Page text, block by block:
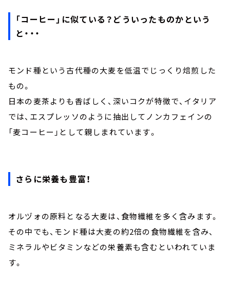
「コーヒー」に似ている？どういったものかという
と・・・
モンド種という古代種の大麦を低温でじっくり焙煎した
もの。
日本の麦茶よりも香ばしく、深いコクが特徴で、イタリア
では、エスプレッソのように抽出してノンカフェインの
「麦コーヒー」として親しまれています。
さらに栄養も豊富！
オルヅォの原料となる大麦は、食物繊維を多く含みます。
その中でも、モンド種は大麦の約2倍の食物繊維を含み、
ミネラルやビタミンなどの栄養素も含むといわれていま
す。